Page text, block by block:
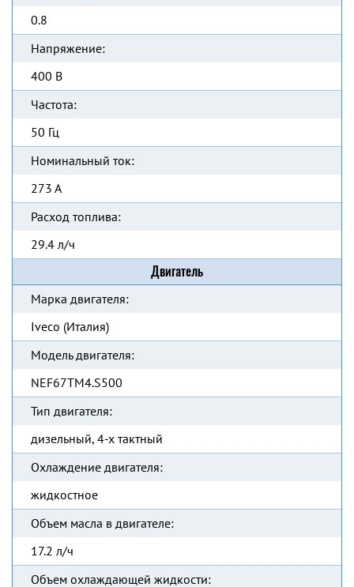
0.8
Напряжение:
400 В
Частота:
50 Гц
Номинальный ток:
273 А
Расход топлива:
29.4 л/ч
Двигатель
Марка двигателя:
Iveco (Италия)
Модель двигателя:
NEF67TM4.S500
Тип двигателя:
дизельный, 4-х тактный
Охлаждение двигателя:
жидкостное
Объем масла в двигателе:
17.2 л/ч
Объем охлаждающей жидкости: